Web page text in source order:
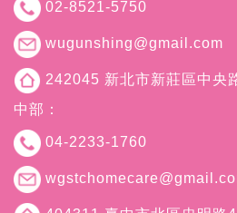
02-8521-5750
wugunshing@gmail.com
242045 新北市新莊區中央
中部：
04-2233-1760